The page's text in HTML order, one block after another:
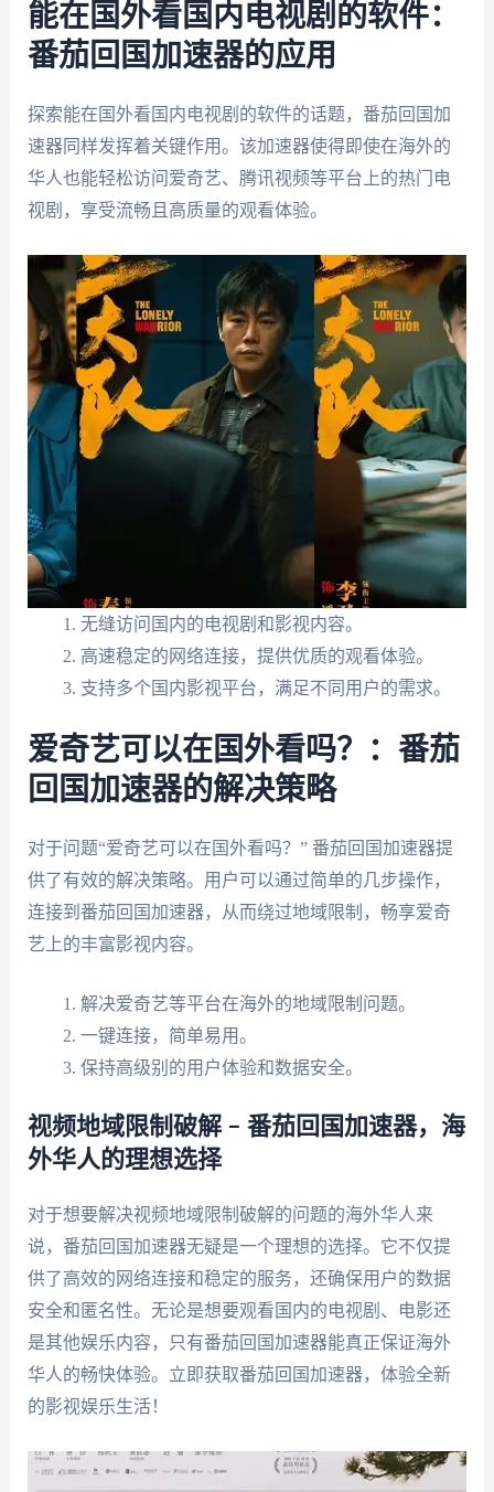
能在国外看国内电视剧的软件：
番茄回国加速器的应用
探索能在国外看国内电视剧的软件的话题，番茄回国加
速器同样发挥着关键作用。该加速器使得即使在海外的
华人也能轻松访问爱奇艺、腾讯视频等平台上的热门电
视剧，享受流畅且高质量的观看体验。
无缝访问国内的电视剧和影视内容。
高速稳定的网络连接，提供优质的观看体验。
支持多个国内影视平台，满足不同用户的需求。
爱奇艺可以在国外看吗？：番茄
回国加速器的解决策略
对于问题“爱奇艺可以在国外看吗？” 番茄回国加速器提
供了有效的解决策略。用户可以通过简单的几步操作，
连接到番茄回国加速器，从而绕过地域限制，畅享爱奇
艺上的丰富影视内容。
解决爱奇艺等平台在海外的地域限制问题。
一键连接，简单易用。
保持高级别的用户体验和数据安全。
视频地域限制破解 – 番茄回国加速器，海
外华人的理想选择
对于想要解决视频地域限制破解的问题的海外华人来
说，番茄回国加速器无疑是一个理想的选择。它不仅提
供了高效的网络连接和稳定的服务，还确保用户的数据
安全和匿名性。无论是想要观看国内的电视剧、电影还
是其他娱乐内容，只有番茄回国加速器能真正保证海外
华人的畅快体验。立即获取番茄回国加速器，体验全新
的影视娱乐生活！